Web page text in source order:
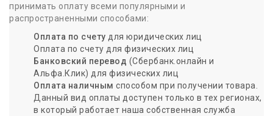
принимать оплату всеми популярными и
распространенными способами:
Оплата по счету для юридических лиц
Оплата по счету для физических лиц
Банковский перевод (Сбербанк.онлайн и
Альфа.Клик) для физических лиц
Оплата наличным способом при получении товара.
Данный вид оплаты доступен только в тех регионах,
в который работает наша собственная служба